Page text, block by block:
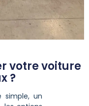
votre voiture
?
simple, un